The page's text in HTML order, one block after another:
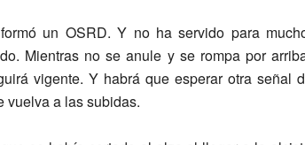
un OSRD. Y no ha servido para
Mientras no se anule y se rompa por
vigente. Y habrá que esperar otra señal
vuelva a las subidas.